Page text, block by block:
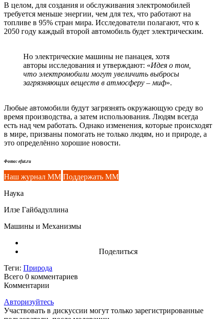
В целом, для создания и обслуживания электромобилей
требуется меньше энергии, чем для тех, что работают на
топливе в 95% стран мира. Исследователи полагают, что к
2050 году каждый второй автомобиль будет электрическим.
Но электрические машины не панацея, хотя
авторы исследования и утверждают: «Идея о том,
что электромобили могут увеличить выбросы
загрязняющих веществ в атмосферу – миф».
Любые автомобили будут загрязнять окружающую среду во
время производства, а затем использования. Людям всегда
есть над чем работать. Однако изменения, которые происходят
в мире, призваны помогать не только людям, но и природе, а
это определённо хорошие новости.
Фото: efut.ru
Наш журнал ММ Поддержать ММ
Наука
Илзе Гайбадуллина
Машины и Механизмы
Поделиться
Теги: Природа
Всего 0 комментариев
Комментарии
Авторизуйтесь
Участвовать в дискуссии могут только зарегистрированные